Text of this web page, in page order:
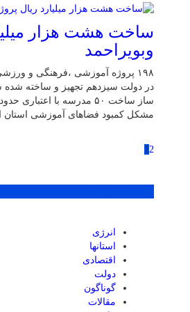
ساخت هشت هزار
وبویراحمد
۱۹۸ پروژه آموزشی ،فرهنگی و
در دولت سیزدهم تجهیز و ساخته شده
ساز ساخت ۵۰ مدرسه با
مشکل کمبود فضاهای آموزشی استان
1 2
انرژی
استانها
اقتصادی
دولت
گوناگون
مقالات